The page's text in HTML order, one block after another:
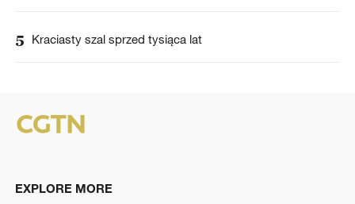
5 Kraciasty szal sprzed tysiąca lat
EXPLORE MORE